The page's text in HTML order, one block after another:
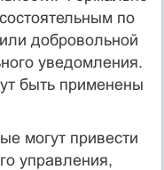
по
добровольной
уведомления.
быть применены
могут привести
управления,